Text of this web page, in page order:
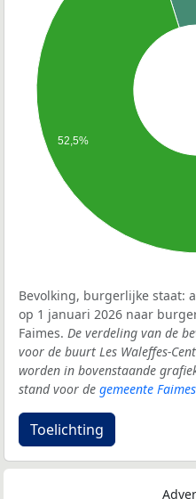
52,5%
Bevolking, burgerlijke staat:
op 1 januari 2026 naar
Faimes. De verdeling van de
voor de buurt Les Waleffes-
worden in bovenstaande
stand voor de gemeente Faimes
Toelichting